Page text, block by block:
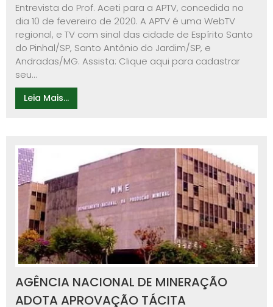
Entrevista do Prof. Aceti para a APTV, concedida no
dia 10 de fevereiro de 2020. A APTV é uma WebTV
regional, e TV com sinal das cidade de Espírito Santo
do Pinhal/SP, Santo Antônio do Jardim/SP, e
Andradas/MG. Assista: Clique aqui para cadastrar
seu...
Leia Mais...
AGÊNCIA NACIONAL DE MINERAÇÃO
ADOTA APROVAÇÃO TÁCITA